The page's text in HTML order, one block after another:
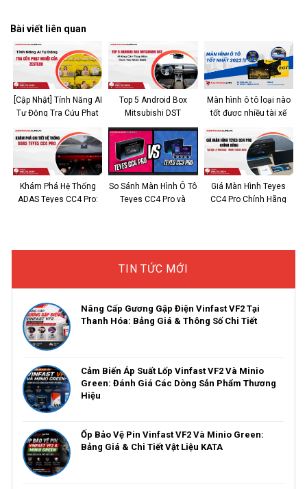
Bài viết liên quan
[Cập Nhật] Tính Năng AI
Tự Động Tra Cứu Phạt
Top 5 Android Box
Mitsubishi DST
Destinator 2025 Nên
Tìm Hiểu
Màn hình ô tô loại nào
tốt được nhiều tài xế
Khám Phá Hệ Thống
ADAS Teyes CC4 Pro:
So Sánh Màn Hình Ô Tô
Teyes CC4 Pro và
Giá Màn Hình Teyes
CC4 Pro Chính Hãng
TIN TỨC MỚI
Nâng Cấp Gương Gập Điện Vinfast VF2 Tại
Thanh Hóa: Bảng Giá & Thông Số Chi Tiết
Cảm Biến Áp Suất Lốp Vinfast VF2 Và Minio
Green: Đánh Giá Các Dòng Sản Phẩm Thương
Hiệu
Ốp Bảo Vệ Pin Vinfast VF2 Và Minio Green:
Bảng Giá & Chi Tiết Vật Liệu KATA